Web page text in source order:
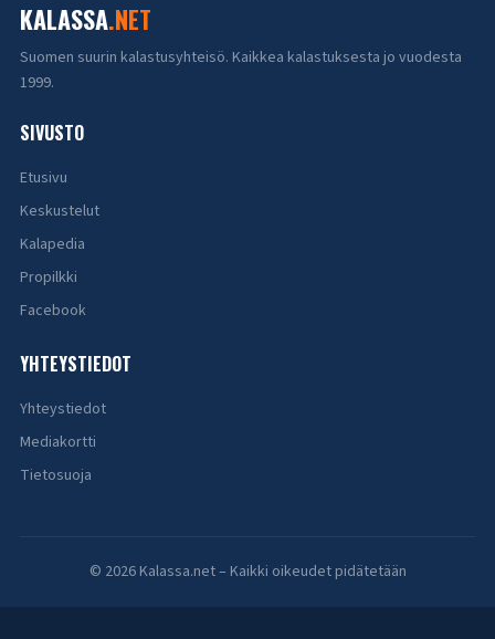
KALASSA.NET
Suomen suurin kalastusyhteisö. Kaikkea kalastuksesta jo vuodesta
1999.
SIVUSTO
Etusivu
Keskustelut
Kalapedia
Propilkki
Facebook
YHTEYSTIEDOT
Yhteystiedot
Mediakortti
Tietosuoja
© 2026 Kalassa.net – Kaikki oikeudet pidätetään